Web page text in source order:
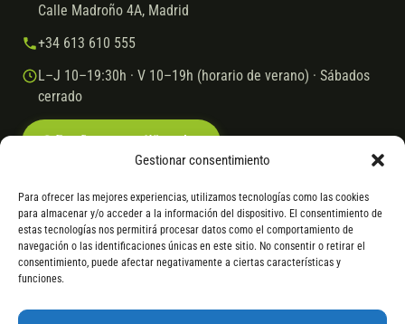
Gestionar consentimiento
Para ofrecer las mejores experiencias, utilizamos tecnologías como las cookies
para almacenar y/o acceder a la información del dispositivo. El consentimiento de
estas tecnologías nos permitirá procesar datos como el comportamiento de
navegación o las identificaciones únicas en este sitio. No consentir o retirar el
consentimiento, puede afectar negativamente a ciertas características y
funciones.
Calle Madroño 4A, Madrid
+34 613 610 555
L–J 10–19:30h · V 10–19h (horario de verano) · Sábados
cerrado
© 2026 Ebike.esAviso legal Política de cookies
VISA Mastercard Transferencia Cofidis
* Financiación instantánea con Cofidis hasta 6.000 € sin intereses.